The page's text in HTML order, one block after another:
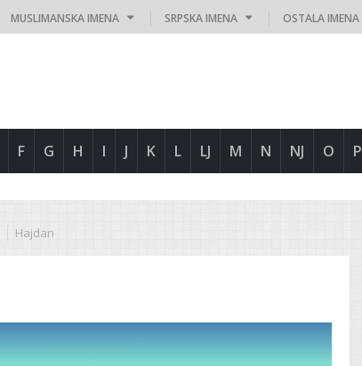
MUSLIMANSKA IMENA SRPSKA IMENA OSTALA IMENA
F G H I J K L LJ M N NJ O P
Hajdan